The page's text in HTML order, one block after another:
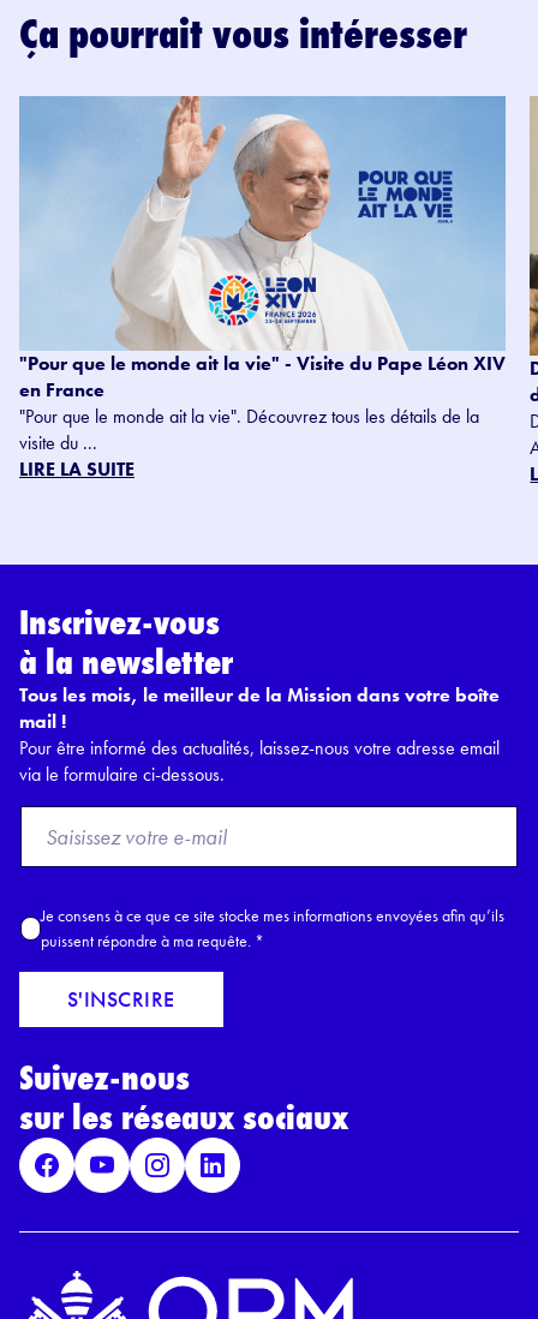
Ça pourrait vous intéresser
"Pour que le monde ait la vie" - Visite du Pape Léon XIV
en France
"Pour que le monde ait la vie". Découvrez tous les détails de la
visite du ...
LIRE LA SUITE
Inscrivez-vous
à la newsletter
Tous les mois, le meilleur de la Mission dans votre boîte
mail !
Pour être informé des actualités, laissez-nous votre adresse email
via le formulaire ci-dessous.
o
E
m
a
l
A
c
c
R
P
D
*
Je consens à ce que ce site stocke mes informations envoyées afin qu’ils
puissent répondre à ma requête. *
S'INSCRIRE
Suivez-nous
sur les réseaux sociaux